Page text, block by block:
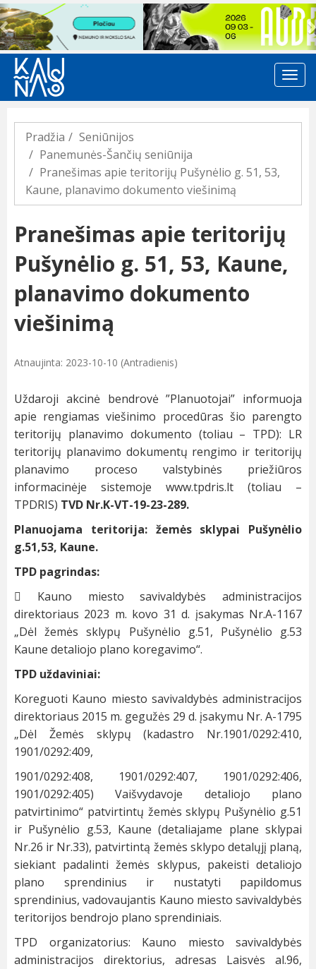
Previous
Pradžia
Seniūnijos
Panemunės-Šančių seniūnija
Pranešimas apie teritorijų Pušynėlio g. 51, 53,
Kaune, planavimo dokumento viešinimą
Pranešimas apie teritorijų
Pušynėlio g. 51, 53, Kaune,
planavimo dokumento
viešinimą
Atnaujinta: 2023-10-10 (Antradienis)
Uždaroji akcinė bendrovė ”Planuotojai” informuoja
apie rengiamas viešinimo procedūras šio parengto
teritorijų planavimo dokumento (toliau – TPD): LR
teritorijų planavimo dokumentų rengimo ir teritorijų
planavimo proceso valstybinės priežiūros
informacinėje sistemoje www.tpdris.lt (toliau –
TPDRIS) TVD Nr.K-VT-19-23-289.
Planuojama teritorija: žemės sklypai Pušynėlio
g.51,53, Kaune.
TPD pagrindas:
 Kauno miesto savivaldybės administracijos
direktoriaus 2023 m. kovo 31 d. įsakymas Nr.A-1167
„Dėl žemės sklypų Pušynėlio g.51, Pušynėlio g.53
Kaune detaliojo plano koregavimo“.
TPD uždaviniai:
Koreguoti Kauno miesto savivaldybės administracijos
direktoriaus 2015 m. gegužės 29 d. įsakymu Nr. A-1795
„Dėl Žemės sklypų (kadastro Nr.1901/0292:410,
1901/0292:409,
1901/0292:408, 1901/0292:407, 1901/0292:406,
1901/0292:405) Vaišvydavoje detaliojo plano
patvirtinimo“ patvirtintų žemės sklypų Pušynėlio g.51
ir Pušynėlio g.53, Kaune (detaliajame plane sklypai
Nr.26 ir Nr.33), patvirtintą žemės sklypo detalųjį planą,
siekiant padalinti žemės sklypus, pakeisti detaliojo
plano sprendinius ir nustatyti papildomus
sprendinius, vadovaujantis Kauno miesto savivaldybės
teritorijos bendrojo plano sprendiniais.
TPD organizatorius: Kauno miesto savivaldybės
administracijos direktorius, adresas Laisvės al.96,